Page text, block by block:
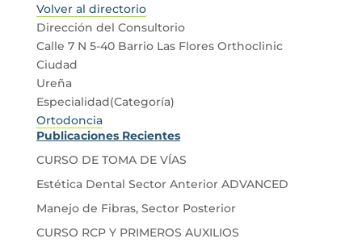
Volver al directorio
Dirección del Consultorio
Calle 7 N 5-40 Barrio Las Flores Orthoclinic
Ciudad
Ureña
Especialidad(Categoría)
Ortodoncia
Publicaciones Recientes
CURSO DE TOMA DE VÍAS
Estética Dental Sector Anterior ADVANCED
Manejo de Fibras, Sector Posterior
CURSO RCP Y PRIMEROS AUXILIOS